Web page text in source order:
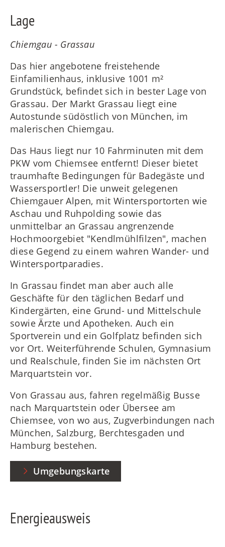
Lage
Chiemgau - Grassau
Das hier angebotene freistehende
Einfamilienhaus, inklusive 1001 m²
Grundstück, befindet sich in bester Lage von
Grassau. Der Markt Grassau liegt eine
Autostunde südöstlich von München, im
malerischen Chiemgau.
Das Haus liegt nur 10 Fahrminuten mit dem
PKW vom Chiemsee entfernt! Dieser bietet
traumhafte Bedingungen für Badegäste und
Wassersportler! Die unweit gelegenen
Chiemgauer Alpen, mit Wintersportorten wie
Aschau und Ruhpolding sowie das
unmittelbar an Grassau angrenzende
Hochmoorgebiet "Kendlmühlfilzen", machen
diese Gegend zu einem wahren Wander- und
Wintersportparadies.
In Grassau findet man aber auch alle
Geschäfte für den täglichen Bedarf und
Kindergärten, eine Grund- und Mittelschule
sowie Ärzte und Apotheken. Auch ein
Sportverein und ein Golfplatz befinden sich
vor Ort. Weiterführende Schulen, Gymnasium
und Realschule, finden Sie im nächsten Ort
Marquartstein vor.
Von Grassau aus, fahren regelmäßig Busse
nach Marquartstein oder Übersee am
Chiemsee, von wo aus, Zugverbindungen nach
München, Salzburg, Berchtesgaden und
Hamburg bestehen.
Umgebungskarte
Energieausweis